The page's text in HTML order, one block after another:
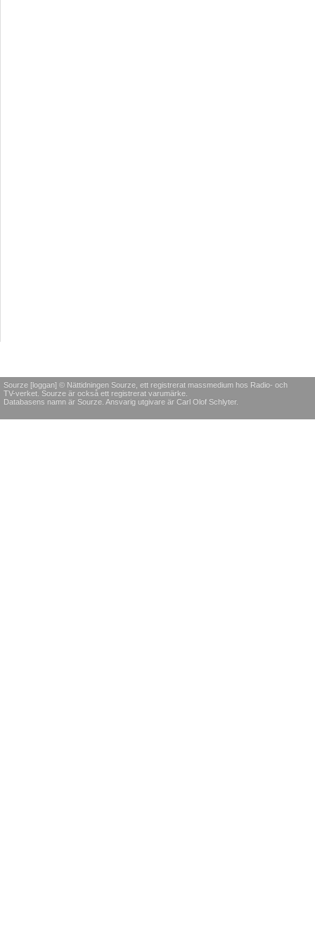
Sourze [loggan] © Nättidningen Sourze, ett registrerat massmedium hos Radio- och
TV-verket. Sourze är också ett registrerat varumärke.
Databasens namn är Sourze. Ansvarig utgivare är Carl Olof Schlyter.